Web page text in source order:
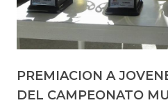
PREMIACION A
DEL CAMPEONATO